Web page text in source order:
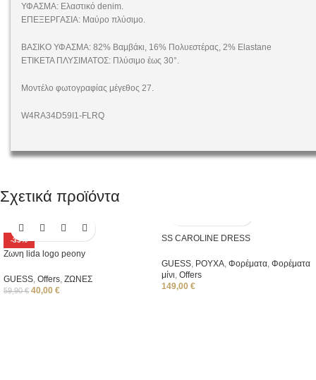
ΥΦΑΣΜΑ: Ελαστικό denim.
ΕΠΕΞΕΡΓΑΣΙΑ: Μαύρο πλύσιμο.
ΒΑΣΙΚΟ ΥΦΑΣΜΑ: 82% Βαμβάκι, 16% Πολυεστέρας, 2% Elastane
ΕΤΙΚΕΤΑ ΠΛΥΣΙΜΑΤΟΣ: Πλύσιμο έως 30°.
Μοντέλο φωτογραφίας μέγεθος 27.
W4RA34D59I1-FLRQ
Σχετικά προϊόντα
-33%
Ζωνη lida logo peony
GUESS Offers ΖΩΝΕΣ
59,90€ 40,00 €
SS CAROLINE DRESS
GUESS ΡΟΥΧΑ Φορέματα Φορέματα
μίνι Offers
149,00 €